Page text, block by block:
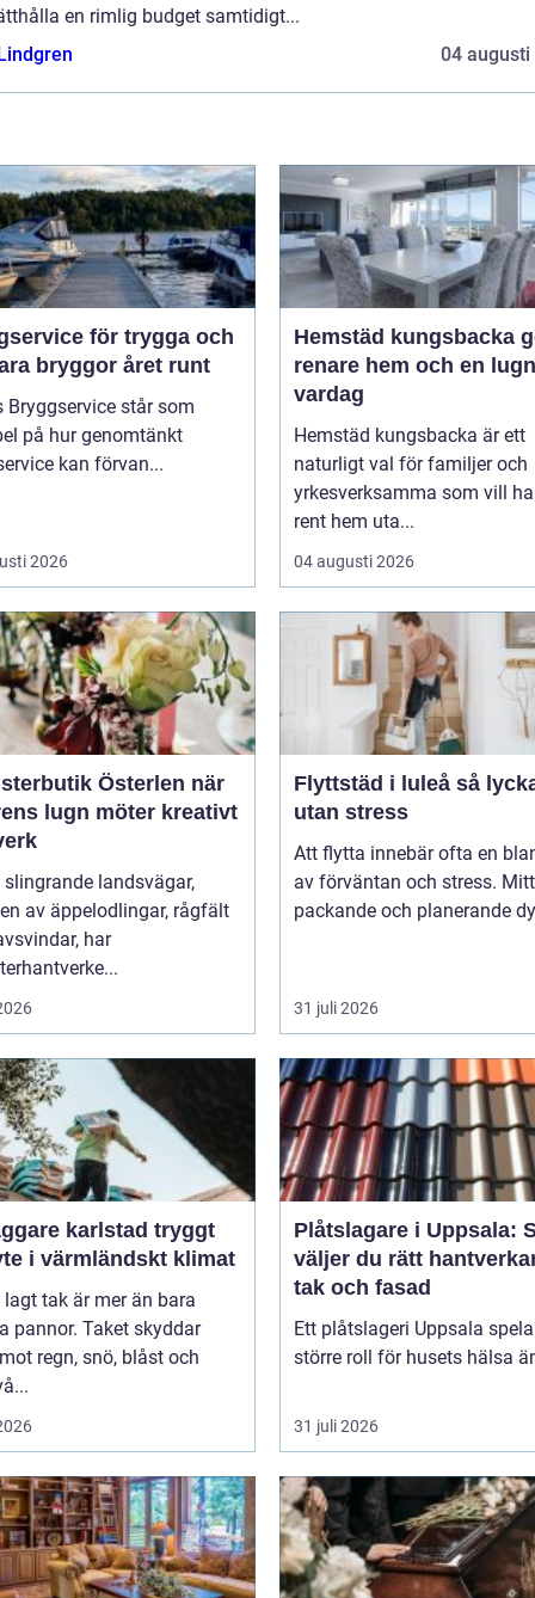
en rimlig budget samtidigt...
04 augusti
för trygga och
bryggor året runt
Bryggservice står som
på hur genomtänkt
kan förvan...
2026
Hemstäd kungsbacka
renare hem och en
vardag
Hemstäd kungsbacka är ett
naturligt val för familjer och
yrkesverksamma som vill
rent hem uta...
04 augusti 2026
Österlen när
lugn möter kreativt
landsvägar,
av äppelodlingar, rågfält
har
Flyttstäd i luleå så lyckas du
utan stress
Att flytta innebär ofta en
av förväntan och stress.
packande och planerande
31 juli 2026
karlstad tryggt
i värmländskt klimat
lagt tak är mer än bara
pannor. Taket skyddar
regn, snö, blåst och
Plåtslagare i Uppsala:
väljer du rätt
tak och fasad
Ett plåtslageri Uppsala
större roll för husets hälsa
31 juli 2026